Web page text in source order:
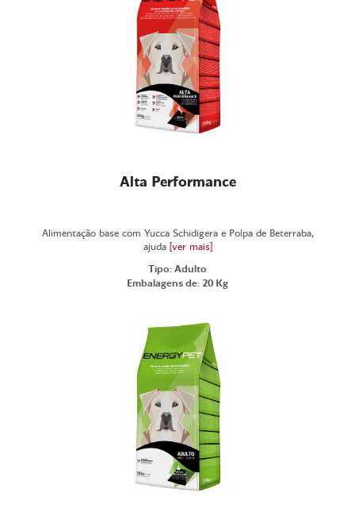
Alta Performance
Alimentação base com Yucca Schidigera e Polpa de Beterraba,
ajuda [ver mais]
Tipo: Adulto
Embalagens de: 20 Kg